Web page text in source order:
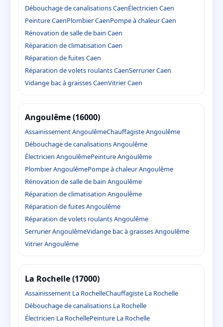
Débouchage de canalisations CaenÉlectricien Caen
Peinture CaenPlombier CaenPompe à chaleur Caen
Rénovation de salle de bain Caen
Réparation de climatisation Caen
Réparation de fuites Caen
Réparation de volets roulants CaenSerrurier Caen
Vidange bac à graisses CaenVitrier Caen
Angoulême (16000)
Assainissement AngoulêmeChauffagiste Angoulême
Débouchage de canalisations Angoulême
Électricien AngoulêmePeinture Angoulême
Plombier AngoulêmePompe à chaleur Angoulême
Rénovation de salle de bain Angoulême
Réparation de climatisation Angoulême
Réparation de fuites Angoulême
Réparation de volets roulants Angoulême
Serrurier AngoulêmeVidange bac à graisses Angoulême
Vitrier Angoulême
La Rochelle (17000)
Assainissement La RochelleChauffagiste La Rochelle
Débouchage de canalisations La Rochelle
Électricien La RochellePeinture La Rochelle